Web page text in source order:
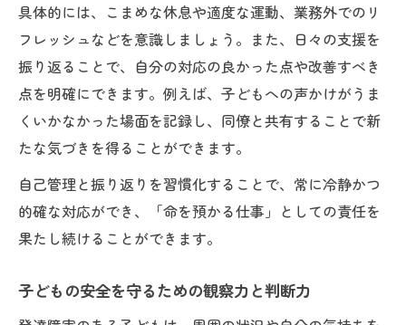
具体的には、こまめな休息や適度な運動、業務外でのリ
フレッシュなどを意識しましょう。また、日々の支援を
振り返ることで、自分の対応の良かった点や改善すべき
点を明確にできます。例えば、子どもへの声かけがうま
くいかなかった場面を記録し、同僚と共有することで新
たな気づきを得ることができます。
自己管理と振り返りを習慣化することで、常に冷静かつ
的確な対応ができ、「命を預かる仕事」としての責任を
果たし続けることができます。
子どもの安全を守るための観察力と判断力